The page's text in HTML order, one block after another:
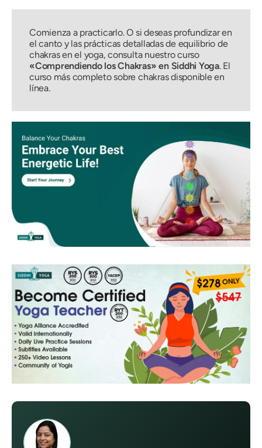
Comienza a practicarlo. O si deseas profundizar en
el canto y las prácticas detalladas de equilibrio de
chakras en el yoga, consulta nuestro curso
«Comprendiendo los Chakras» en Siddhi Yoga. El
curso más completo sobre chakras disponible en
línea.